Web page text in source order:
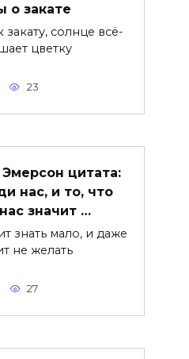
о закате
солнце всё-
цветку
23
цитата:
нас, и то, что
значит …
знать мало, и даже
не желать
27